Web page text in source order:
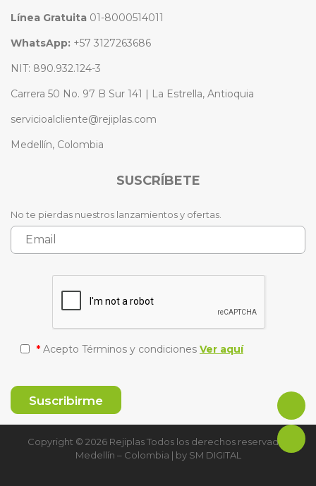
Línea Gratuita 01-8000514011
WhatsApp: +57 3127263686
NIT: 890.932.124-3
Carrera 50 No. 97 B Sur 141 | La Estrella, Antioquia
servicioalcliente@rejiplas.com
Medellín, Colombia
SUSCRÍBETE
No te pierdas nuestros lanzamientos y ofertas.
* Acepto Términos y condiciones Ver aquí
Copyright © 2026 Rejiplas Todos los derechos reservados
Medellín – Colombia | by SM DIGITAL